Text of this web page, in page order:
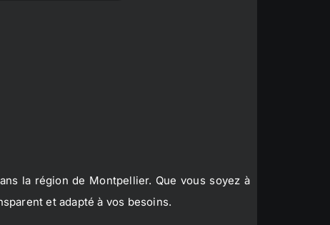
la région de Montpellier. Que vous soyez à
et adapté à vos besoins.